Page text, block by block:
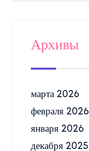
Архивы
марта 2026
февраля 2026
января 2026
декабря 2025